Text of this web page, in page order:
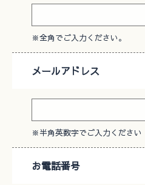
※全角でご入力ください。
メールアドレス
※半角英数字でご入力ください
お電話番号